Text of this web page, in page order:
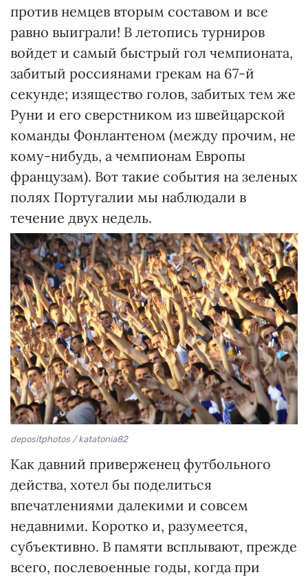
против немцев вторым составом и все
равно выиграли! В летопись турниров
войдет и самый быстрый гол чемпионата,
забитый россиянами грекам на 67-й
секунде; изящество голов, забитых тем же
Руни и его сверстником из швейцарской
команды Фонлантеном (между прочим, не
кому-нибудь, а чемпионам Европы
французам). Вот такие события на зеленых
полях Португалии мы наблюдали в
течение двух недель.
depositphotos / katatonia82
Как давний приверженец футбольного
действа, хотел бы поделиться
впечатлениями далекими и совсем
недавними. Коротко и, разумеется,
субъективно. В памяти всплывают, прежде
всего, послевоенные годы, когда при